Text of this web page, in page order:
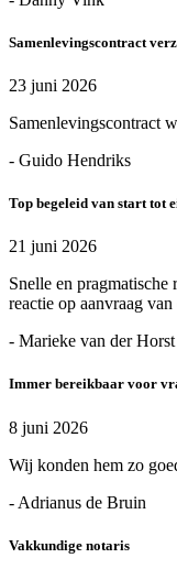
Samenlevingscontract
23 juni 2026
Samenlevingscontract
- Guido Hendriks
Top begeleid van start tot
21 juni 2026
Snelle en pragmatische
reactie op aanvraag van
- Marieke van der Horst
Immer bereikbaar voor
8 juni 2026
Wij konden hem zo
- Adrianus de Bruin
Vakkundige notaris